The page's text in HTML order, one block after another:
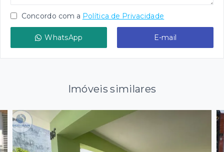
Concordo com a Política de Privacidade
WhatsApp E-mail
Imóveis similares